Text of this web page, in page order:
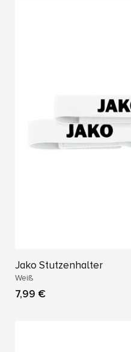
Jako Stutzenhalter
Weiß
7,99 €